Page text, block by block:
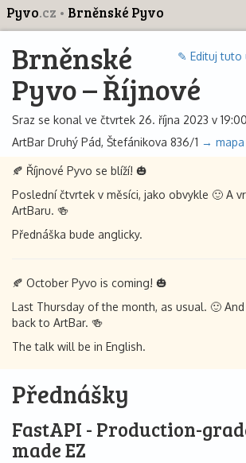
Pyvo.cz Brněnské Pyvo
✎ Edituj tuto
Brněnské
Pyvo – Říjnové
Sraz se konal ve čtvrtek 26. října 2023 v
ArtBar Druhý Pád, Štefánikova 836/1 → mapa
🍂 Říjnové Pyvo se blíží! 🎃
Poslední čtvrtek v měsíci, jako obvykle 🙂 A
ArtBaru. 🍻
Přednáška bude anglicky.
🍂 October Pyvo is coming! 🎃
Last Thursday of the month, as usual. 🙂
back to ArtBar. 🍻
The talk will be in English.
Přednášky
FastAPI - Production-
made EZ